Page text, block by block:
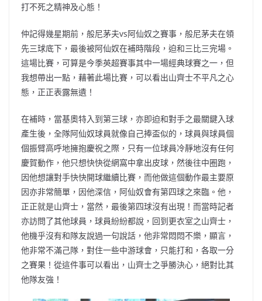
打不死之精神及心態！
仲記得幾星期前，般尼茅夫vs阿仙奴之賽事，般尼茅夫在領
先三球底下，最後被阿仙奴在補時階段，迫和三比三完場。
這場比賽，可算是今季英超賽事其中一場經典球賽之一，但
我想帶出一點，藉著此場比賽，可以看出山齊士不平凡之心
態，正正表露無遺！
在補時，當基奧特入到第三球，亦即迫和對手之最關鍵入球
產生後，全隊阿仙奴球員就像自己捧盃似的，球員與球員個
個振臂高呼地擁抱慶祝之際，只有一位球員冷靜地沒有任何
慶賀動作，他只想快快從網窩中拿出皮球，然後往中圈跑，
因他想讓對手快快開球繼續比賽，而他做這個動作最主要原
因亦非常簡單，因他深信，阿仙奴會有第四球之來臨。他，
正正就是山齊士，當然，最後第四球沒有出現！而當時記者
亦訪問了其他球員，球員紛紛都說，回到更衣室之山齊士，
他機乎沒有和隊友說過一句說話，他非常悶悶不樂，顯言，
他非常不滿己隊，對住一些中游球會，只能打和，各取一分
之賽果！從這件事可以看出，山齊士之爭勝決心，絕對比其
他隊友強！